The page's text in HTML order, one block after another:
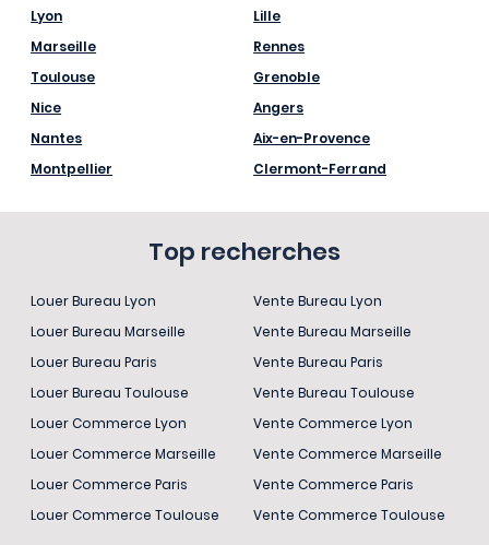
Lyon
Marseille
Toulouse
Nice
Nantes
Montpellier
Lille
Rennes
Grenoble
Angers
Aix-en-Provence
Clermont-Ferrand
Top recherches
Louer Bureau Lyon
Louer Bureau Marseille
Louer Bureau Paris
Louer Bureau Toulouse
Louer Commerce Lyon
Louer Commerce Marseille
Louer Commerce Paris
Louer Commerce Toulouse
Vente Bureau Lyon
Vente Bureau Marseille
Vente Bureau Paris
Vente Bureau Toulouse
Vente Commerce Lyon
Vente Commerce Marseille
Vente Commerce Paris
Vente Commerce Toulouse